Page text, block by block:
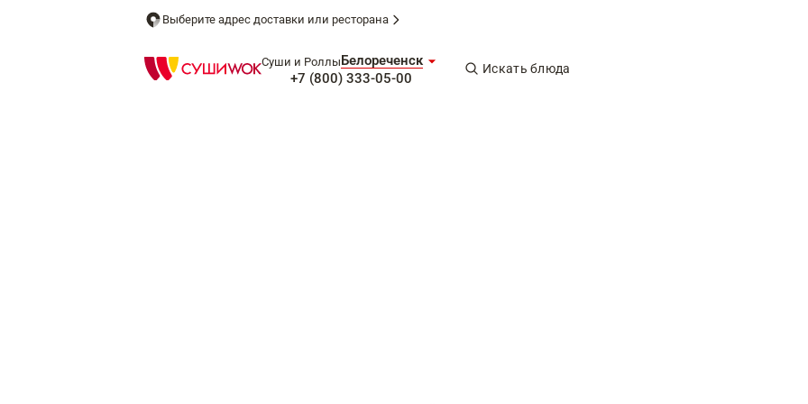
Выберите адрес доставки или ресторана
Суши и РоллыБелореченск
+7 (800) 333-05-00
Искать блюда